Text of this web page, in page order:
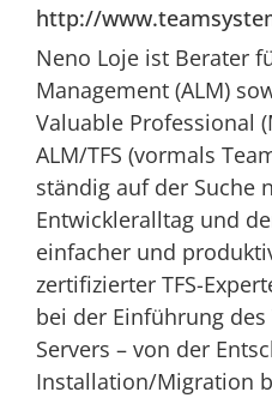
http://
Neno Loje ist Berater
Management (ALM)
Valuable Professional
ALM/TFS (vormals
ständig auf der Suche
Entwickleralltag und
einfacher und
zertifizierter TFS-
bei der Einführung
Servers – von der
Installation/Migration